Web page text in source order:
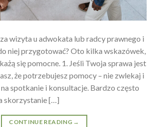
wizyta u adwokata lub radcy prawnego i
niej przygotować? Oto kilka wskazówek,
się pomocne. 1. Jeśli Twoja sprawa jest
że potrzebujesz pomocy – nie zwlekaj i
spotkanie i konsultacje. Bardzo często
skorzystanie […]
CONTINUE READING →